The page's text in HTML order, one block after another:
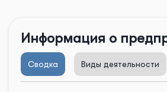
Информация о
Сводка Виды деятельности